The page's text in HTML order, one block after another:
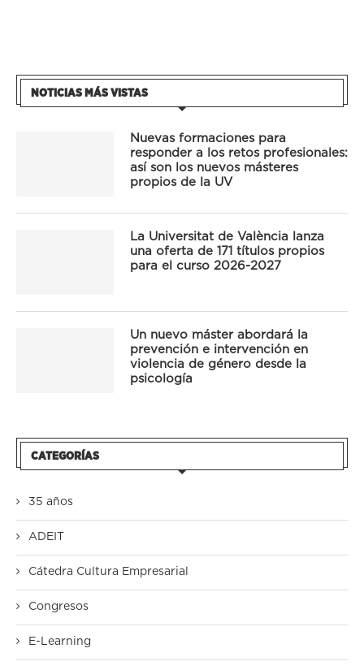
NOTICIAS MÁS VISTAS
Nuevas formaciones para
responder a los retos profesionales:
así son los nuevos másteres
propios de la UV
La Universitat de València lanza
una oferta de 171 títulos propios
para el curso 2026-2027
Un nuevo máster abordará la
prevención e intervención en
violencia de género desde la
psicología
CATEGORÍAS
35 años
ADEIT
Cátedra Cultura Empresarial
Congresos
E-Learning